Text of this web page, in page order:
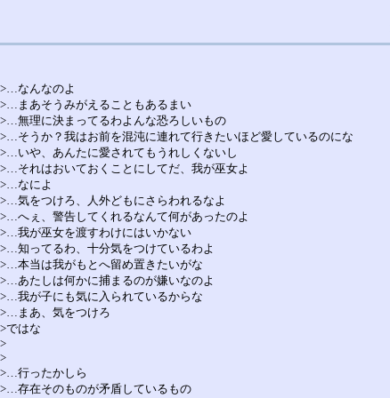
>…なんなのよ
>…まあそうみがえることもあるまい
>…無理に決まってるわよんな恐ろしいもの
>…そうか？我はお前を混沌に連れて行きたいほど愛しているのにな
>…いや、あんたに愛されてもうれしくないし
>…それはおいておくことにしてだ、我が巫女よ
>…なによ
>…気をつけろ、人外どもにさらわれるなよ
>…へぇ、警告してくれるなんて何があったのよ
>…我が巫女を渡すわけにはいかない
>…知ってるわ、十分気をつけているわよ
>…本当は我がもとへ留め置きたいがな
>…あたしは何かに捕まるのが嫌いなのよ
>…我が子にも気に入られているからな
>…まあ、気をつけろ
>ではな
>
>
>…行ったかしら
>…存在そのものが矛盾しているもの